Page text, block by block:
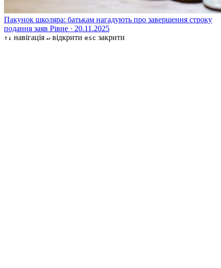
Пакунок школяра: батькам нагадують про завершення строку
подання заяв Рівне · 20.11.2025
↑↓ навігація ↵ відкрити esc закрити